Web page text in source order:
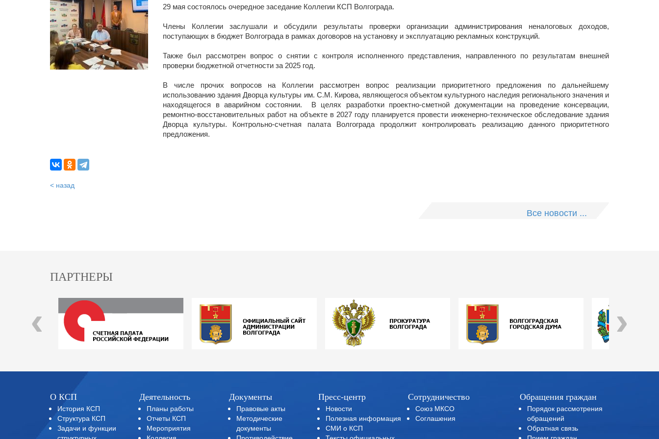
29 мая состоялось очередное заседание Коллегии КСП Волгограда.
Члены Коллегии заслушали и обсудили результаты проверки организации администрирования неналоговых доходов,
поступающих в бюджет Волгограда в рамках договоров на установку и эксплуатацию рекламных конструкций.
Также был рассмотрен вопрос о снятии с контроля исполненного представления, направленного по результатам внешней
проверки бюджетной отчетности за 2025 год.
В числе прочих вопросов на Коллегии рассмотрен вопрос реализации приоритетного предложения по дальнейшему
использованию здания Дворца культуры им. С.М. Кирова, являющегося объектом культурного наследия регионального значения и
находящегося в аварийном состоянии. В целях разработки проектно-сметной документации на проведение консервации,
ремонтно-восстановительных работ на объекте в 2027 году планируется провести инженерно-техническое обследование здания
Дворца культуры. Контрольно-счетная палата Волгограда продолжит контролировать реализацию данного приоритетного
предложения.
< назад
Все новости ...
ПАРТНЕРЫ
‹ ›
О КСП
История КСП
Структура КСП
Задачи и функции
Деятельность
Планы работы
Отчеты КСП
Мероприятия
Документы
Правовые акты
Методические
документы
Пресс-центр
Новости
Полезная информация
СМИ о КСП
Сотрудничество
Союз МКСО
Соглашения
Обращения граждан
Порядок рассмотрения
обращений
Обратная связь